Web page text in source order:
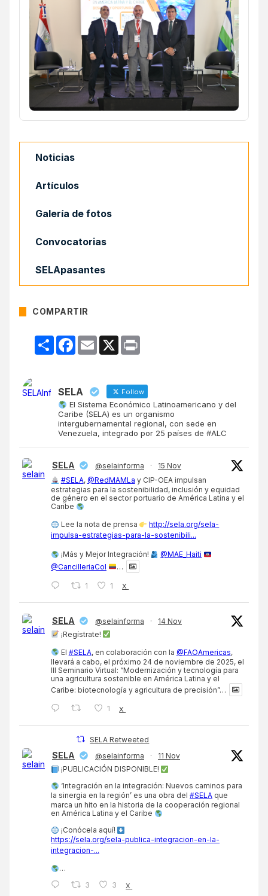
Noticias
Artículos
Galería de fotos
Convocatorias
SELApasantes
COMPARTIR
CompartirFacebook
Email X
SELA Follow
El Sistema Económico Latinoamericano y del
Caribe (SELA) es un organismo
intergubernamental regional, con sede en
Venezuela, integrado por 25 países de #ALC
SELA @selainforma ·
15 Nov
#SELA, @RedMAMLa y CIP-OEA impulsan
estrategias para la sostenibilidad, inclusión y equidad
de género en el sector portuario de América Latina y el
Caribe
Lee la nota de prensa
http://sela.org/sela-
impulsa-estrategias-para-la-sostenibili...
¡Más y Mejor Integración!
@MAE_Haiti
@CancilleriaCol
…
1 1 X
SELA @selainforma ·
14 Nov
¡Regístrate!
El #SELA, en colaboración con la @FAOAmericas,
llevará a cabo, el próximo 24 de noviembre de 2025, el
III Seminario Virtual: “Modernización y tecnología para
una agricultura sostenible en América Latina y el
Caribe: biotecnología y agricultura de precisión”…
1 X
SELA Retweeted
SELA @selainforma ·
11 Nov
¡PUBLICACIÓN DISPONIBLE!
‘Integración en la integración: Nuevos caminos para
la sinergia en la región’ es una obra del #SELA que
marca un hito en la historia de la cooperación regional
en América Latina y el Caribe
¡Conócela aquí!
https://sela.org/sela-publica-integracion-en-la-
integracion-...
…
3
3 X